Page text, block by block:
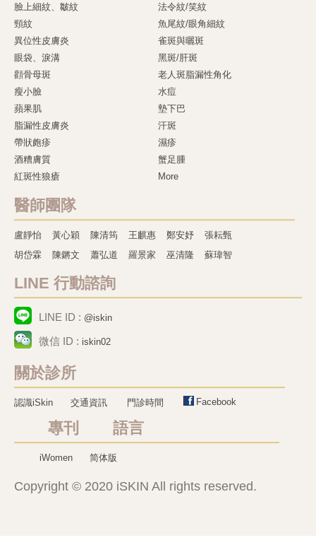
臉上細紋、皺紋
法令紋/笑紋
頸紋
魚尾紋/眼角細紋
異位性皮膚炎
雀斑與曬斑
眼袋、淚溝
黑斑/肝斑
顴骨母斑
老人斑脂漏性角化
瘦小臉
水痘
蘋果肌
墊下巴
脂漏性皮膚炎
汗斑
帶狀皰疹
濕疹
酒糟膚質
蟹足腫
紅斑性狼瘡
More
醫師團隊
盧靜怡 黃心穎 陳清筠 王麒惠 鄭安妤
張耘甄
胡岱霖
陳鏘文 蕭弘道 羅景家 巫清隆 蘇瑋智
LINE 行動諮詢
LINE ID : @iskin
微信 ID : iskin02
關於診所
認識iSkin 交通資訊 門診時間 Facebook
專刊 語言
iWomen 简体版
Copyright © 2020 iSKIN All rights reserved.